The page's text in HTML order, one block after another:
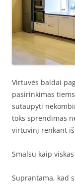
Virtuvės baldai
pasirinkimas
sutaupyti
toks sprendimas
virtuvinį renkant
Smalsu kaip
Suprantama, kad